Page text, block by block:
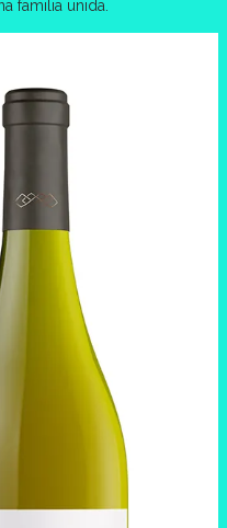
familia unida.